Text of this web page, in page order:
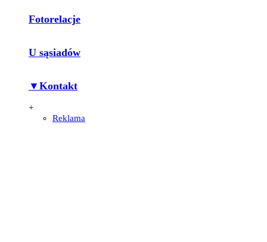
Fotorelacje
U sąsiadów
▼Kontakt
+
Reklama